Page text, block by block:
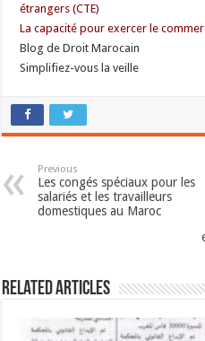
étrangers (CTE)
La capacité pour exercer le
Blog de Droit Marocain
Simplifiez-vous la veille
Previous
Les congés spéciaux pour les
salariés et les travailleurs
domestiques au Maroc
Related Articles